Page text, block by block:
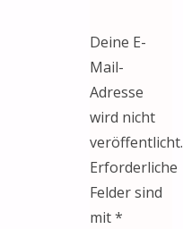
Deine E-
Mail-
Adresse
wird nicht
veröffentlicht.
Erforderliche
Felder sind
mit*